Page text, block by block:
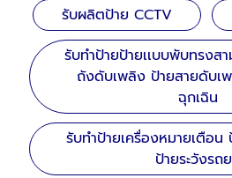
รับผลิตป้าย CCTV
รับทำป้ายป้ายเเบบพับทรงส
ถังดับเพลิง ป้ายสายดับเ
ฉุกเฉิน
รับทำป้ายเครื่องหมายเตือน
ป้ายระวังรถ